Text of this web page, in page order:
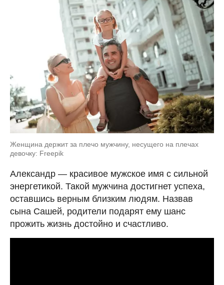
Женщина держит за плечо мужчину, несущего на плечах
девочку: Freepik
Александр — красивое мужское имя с сильной
энергетикой. Такой мужчина достигнет успеха,
оставшись верным близким людям. Назвав
сына Сашей, родители подарят ему шанс
прожить жизнь достойно и счастливо.